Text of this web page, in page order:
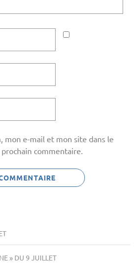
mon e-mail et mon site dans le
commentaire.
» DU 9 JUILLET